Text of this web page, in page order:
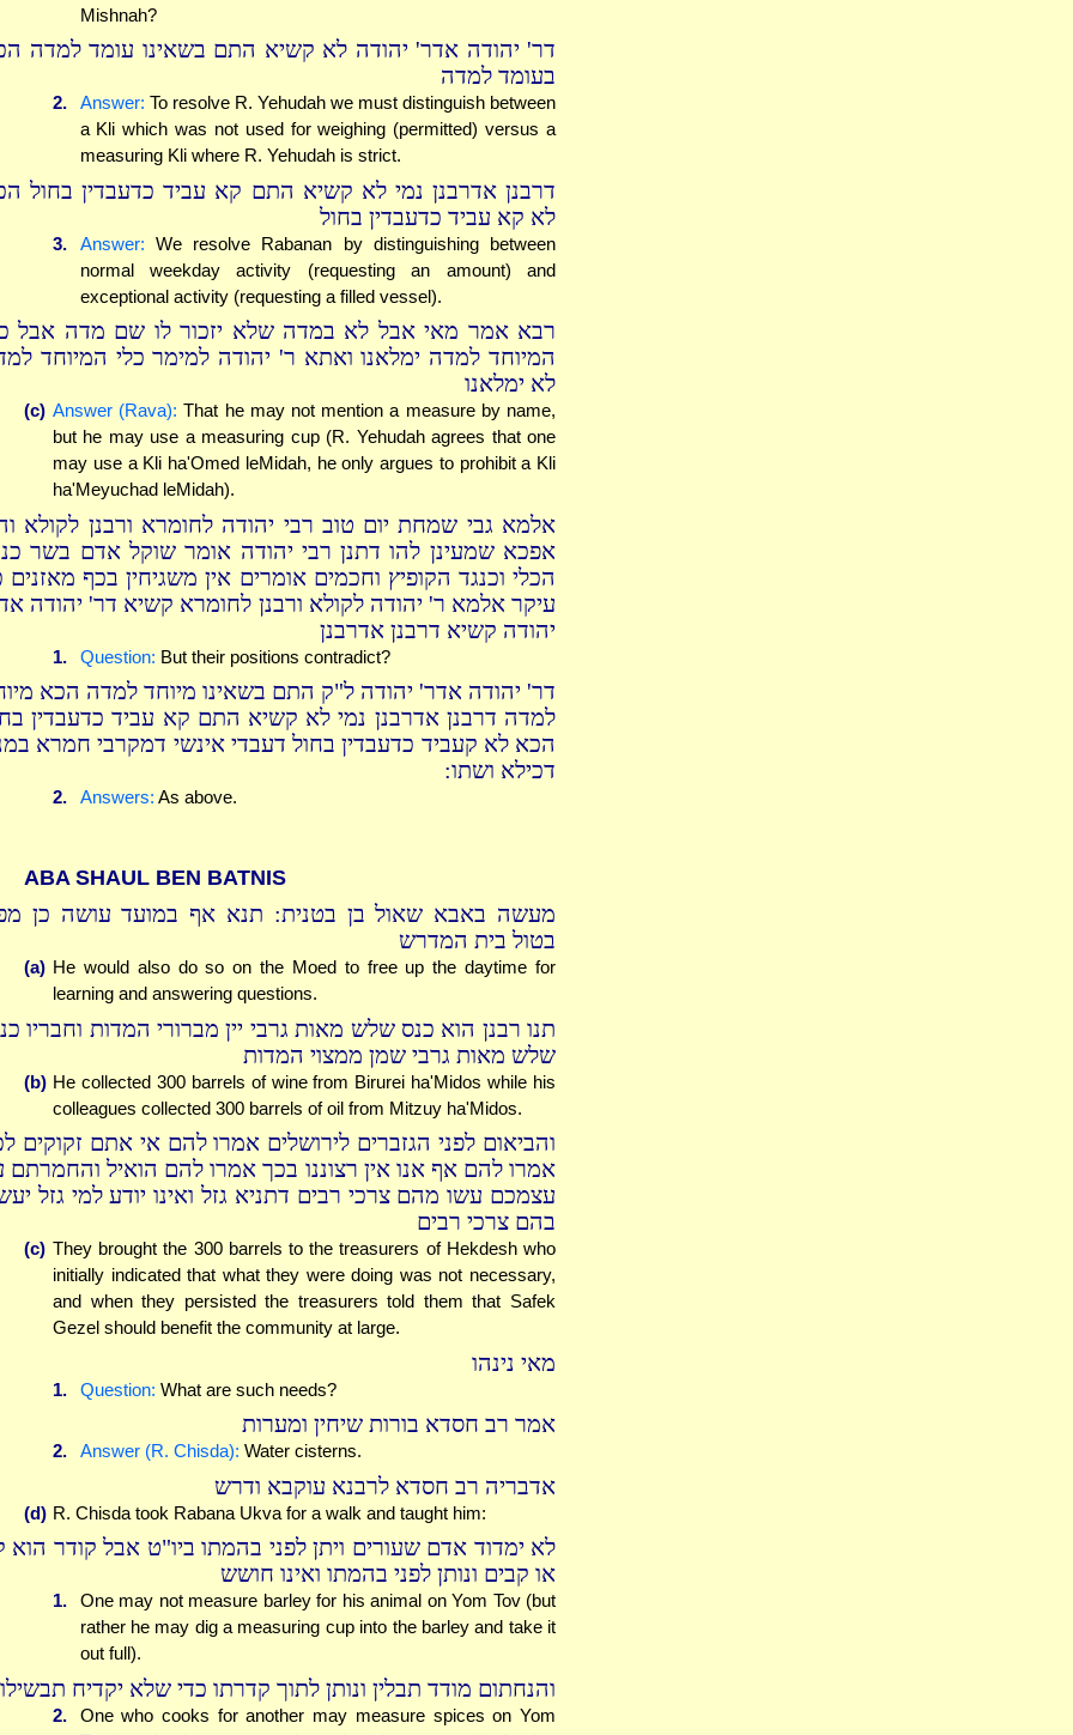
Mishnah?
דר' יהודה אדר' יהודה לא קשיא התם בשאינו עומד למדה
בעומד למדה
2. Answer: To resolve R. Yehudah we must distinguish between
a Kli which was not used for weighing (permitted) versus a
measuring Kli where R. Yehudah is strict.
דרבנן אדרבנן נמי לא קשיא התם קא עביד כדעבדין בחול
לא קא עביד כדעבדין בחול
3. Answer: We resolve Rabanan by distinguishing between
normal weekday activity (requesting an amount) and
exceptional activity (requesting a filled vessel).
רבא אמר מאי אבל לא במדה שלא יזכור לו שם מדה אבל
המיוחד למדה ימלאנו ואתא ר' יהודה למימר כלי המיוחד
לא ימלאנו
(c) Answer (Rava): That he may not mention a measure by name,
but he may use a measuring cup (R. Yehudah agrees that one
may use a Kli ha'Omed leMidah, he only argues to prohibit a Kli
ha'Meyuchad leMidah).
אלמא גבי שמחת יום טוב רבי יהודה לחומרא ורבנן לקולא
אפכא שמעינן להו דתנן רבי יהודה אומר שוקל אדם בשר
הכלי וכנגד הקופיץ וחכמים אומרים אין משגיחין בכף מאזנים
עיקר אלמא ר' יהודה לקולא ורבנן לחומרא קשיא דר' יהודה
יהודה קשיא דרבנן אדרבנן
1. Question: But their positions contradict?
דר' יהודה אדר' יהודה ל"ק התם בשאינו מיוחד למדה הכא
למדה דרבנן אדרבנן נמי לא קשיא התם קא עביד כדעבדין
הכא לא קעביד כדעבדין בחול דעבדי אינשי דמקרבי חמרא
דכילא ושתו:
2. Answers: As above.
ABA SHAUL BEN BATNIS
מעשה באבא שאול בן בטנית: תנא אף במועד עושה כן
בטול בית המדרש
(a) He would also do so on the Moed to free up the daytime for
learning and answering questions.
תנו רבנן הוא כנס שלש מאות גרבי יין מברורי המדות וחבריו
שלש מאות גרבי שמן ממצוי המדות
(b) He collected 300 barrels of wine from Birurei ha'Midos while his
colleagues collected 300 barrels of oil from Mitzuy ha'Midos.
והביאום לפני הגזברים לירושלים אמרו להם אי אתם זקוקים
אמרו להם אף אנו אין רצוננו בכך אמרו להם הואיל והחמרתם
עצמכם עשו מהם צרכי רבים דתניא גזל ואינו יודע למי גזל
בהם צרכי רבים
(c) They brought the 300 barrels to the treasurers of Hekdesh who
initially indicated that what they were doing was not necessary,
and when they persisted the treasurers told them that Safek
Gezel should benefit the community at large.
מאי נינהו
1. Question: What are such needs?
אמר רב חסדא בורות שיחין ומערות
2. Answer (R. Chisda): Water cisterns.
אדבריה רב חסדא לרבנא עוקבא ודרש
(d) R. Chisda took Rabana Ukva for a walk and taught him:
לא ימדוד אדם שעורים ויתן לפני בהמתו ביו"ט אבל קודר הוא
או קבים ונותן לפני בהמתו ואינו חושש
1.
One may not measure barley for his animal on Yom Tov (but
rather he may dig a measuring cup into the barley and take it
out full).
והנחתום מודד תבלין ונותן לתוך קדרתו כדי שלא יקדיח תבשילו
2.
One who cooks for another may measure spices on Yom